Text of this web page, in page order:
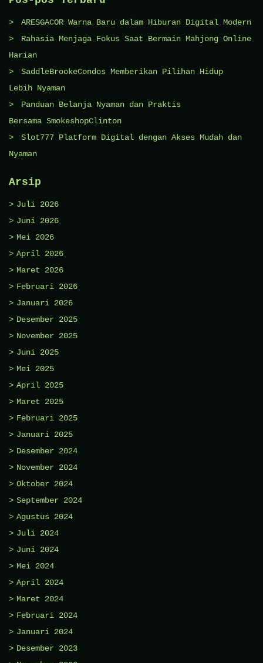
ARESGACOR Warna Baru dalam Hiburan Digital Modern
Rahasia Menjaga Fokus Saat Bermain Mahjong Online
Harian
SaddleBrookeCondos Memberikan Pilihan Hidup
Lebih Nyaman
Panduan Belanja Nyaman dan Praktis
Bersama SmokeshopClinton
Slot777 Platform Digital dengan Akses Mudah dan
Nyaman
Arsip
Juli 2026
Juni 2026
Mei 2026
April 2026
Maret 2026
Februari 2026
Januari 2026
Desember 2025
November 2025
Juni 2025
Mei 2025
April 2025
Maret 2025
Februari 2025
Januari 2025
Desember 2024
November 2024
Oktober 2024
September 2024
Agustus 2024
Juli 2024
Juni 2024
Mei 2024
April 2024
Maret 2024
Februari 2024
Januari 2024
Desember 2023